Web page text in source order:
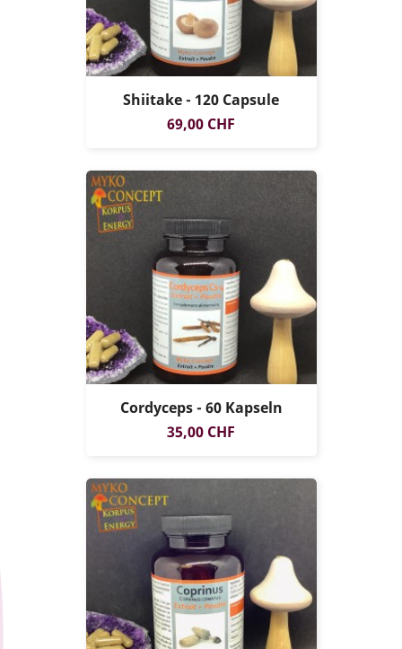
Shiitake - 120 Capsule
Prezzo
69,00 CHF
Cordyceps - 60 Kapseln
Prezzo
35,00 CHF